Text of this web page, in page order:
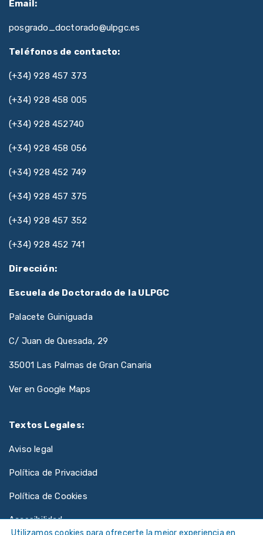
Email:
posgrado_doctorado@ulpgc.es
Teléfonos de contacto:
(+34) 928 457 373
(+34) 928 458 005
(+34) 928 452740
(+34) 928 458 056
(+34) 928 452 749
(+34) 928 457 375
(+34) 928 457 352
(+34) 928 452 741
Dirección:
Escuela de Doctorado de la ULPGC
Palacete Guiniguada
C/ Juan de Quesada, 29
35001 Las Palmas de Gran Canaria
Ver en Google Maps
Textos Legales:
Aviso legal
Política de Privacidad
Política de Cookies
Accesibilidad
Utilizamos cookies para ofrecerte la mejor experiencia en